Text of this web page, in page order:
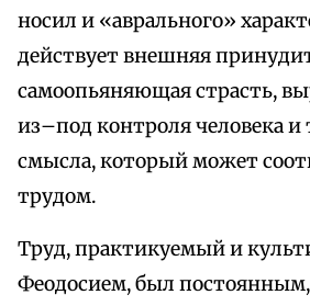
носил и «аврального»
действует внешняя
самоопьяняющая страсть,
из–под контроля человека и
смысла, который может
трудом.
Труд, практикуемый и
Феодосием, был